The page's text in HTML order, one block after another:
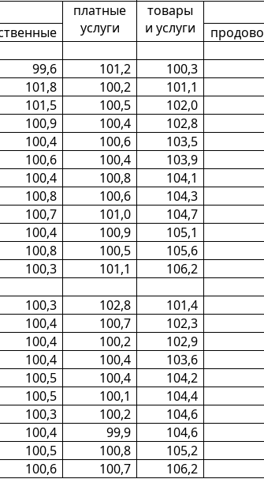
платные
услуги
товары
и услуги
99,6 101,2 100,3
101,8 100,2 101,1
101,5 100,5 102,0
100,9 100,4 102,8
100,4 100,6 103,5
100,6 100,4 103,9
100,4 100,8 104,1
100,8 100,6 104,3
100,7 101,0 104,7
100,4 100,9 105,1
100,8 100,5 105,6
100,3 101,1 106,2
100,3 102,8 101,4
100,4 100,7 102,3
100,4 100,2 102,9
100,4 100,4 103,6
100,5 100,4 104,2
100,5 100,1 104,4
100,3 100,2 104,6
100,4 99,9 104,6
100,5 100,8 105,2
100,6 100,7 106,2